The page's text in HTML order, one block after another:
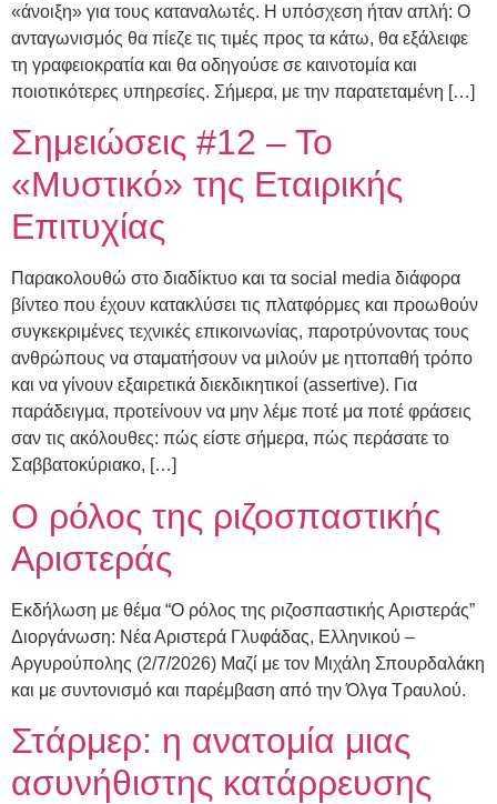
«άνοιξη» για τους καταναλωτές. Η υπόσχεση ήταν απλή: Ο
ανταγωνισμός θα πίεζε τις τιμές προς τα κάτω, θα εξάλειφε
τη γραφειοκρατία και θα οδηγούσε σε καινοτομία και
ποιοτικότερες υπηρεσίες. Σήμερα, με την παρατεταμένη […]
Σημειώσεις #12 – Το
«Μυστικό» της Εταιρικής
Επιτυχίας
Παρακολουθώ στο διαδίκτυο και τα social media διάφορα
βίντεο που έχουν κατακλύσει τις πλατφόρμες και προωθούν
συγκεκριμένες τεχνικές επικοινωνίας, παροτρύνοντας τους
ανθρώπους να σταματήσουν να μιλούν με ηττοπαθή τρόπο
και να γίνουν εξαιρετικά διεκδικητικοί (assertive). Για
παράδειγμα, προτείνουν να μην λέμε ποτέ μα ποτέ φράσεις
σαν τις ακόλουθες: πώς είστε σήμερα, πώς περάσατε το
Σαββατοκύριακο, […]
Ο ρόλος της ριζοσπαστικής
Αριστεράς
Eκδήλωση με θέμα “Ο ρόλος της ριζοσπαστικής Αριστεράς”
Διοργάνωση: Νέα Αριστερά Γλυφάδας, Ελληνικού –
Αργυρούπολης (2/7/2026) Μαζί με τον Μιχάλη Σπουρδαλάκη
και με συντονισμό και παρέμβαση από την Όλγα Τραυλού.
Στάρμερ: η ανατομία μιας
ασυνήθιστης κατάρρευσης